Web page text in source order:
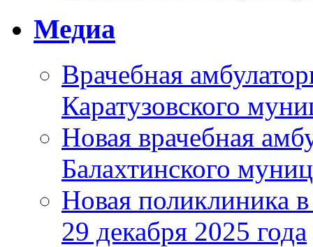
Медиа
Врачебная
Каратузовского
Новая врачебная
Балахтинского
Новая поликлиника
29 декабря 2025 года